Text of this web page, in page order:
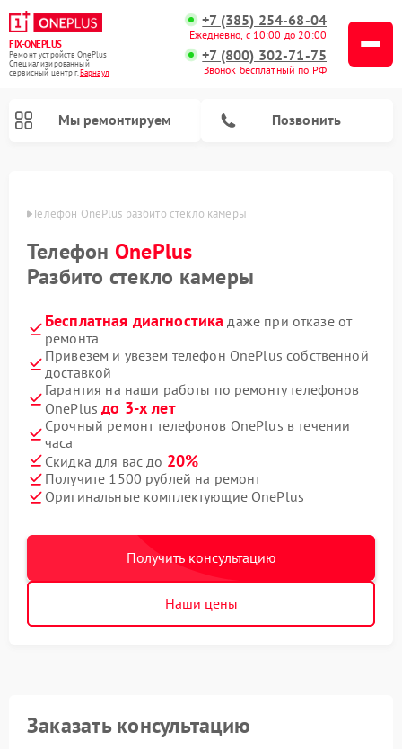
FIX-ONEPLUS
Ремонт устройств OnePlus
Специализированный
cервисный центр г.Барнаул
+7 (385) 254-68-04
Ежедневно, с 10:00 до 20:00
+7 (800) 302-71-75
Звонок бесплатный по РФ
Мы ремонтируем Позвонить
Телефон OnePlus разбито стекло камеры
Телефон OnePlus
Разбито стекло камеры
Бесплатная диагностика даже при отказе от
ремонта
Привезем и увезем телефон OnePlus собственной
доставкой
Гарантия на наши работы по ремонту телефонов
OnePlusдо 3-х лет
Срочный ремонт телефонов OnePlus в течении
часа
Скидка для вас до 20%
Получите 1500 рублей на ремонт
Оригинальные комплектующие OnePlus
Получить консультацию
Наши цены
Заказать консультацию